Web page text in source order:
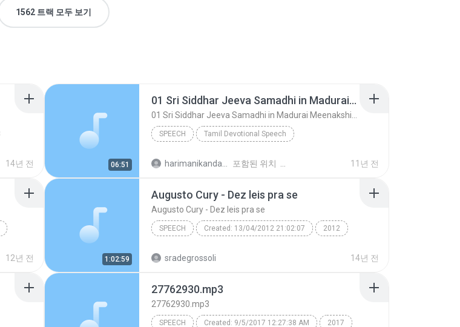
1562 트랙 모두 보기
14년 전 06:51
01 Sri Siddhar Jeeva Samadhi in Madurai MeenakshiTemple - ChoChoME Sundaram
SPEECH Tamil Devotional Speech
포함된 위치 11년 전
12년 전 1:02:59
Augusto Cury - Dez leis pra se
Augusto Cury - Dez leis pra se
SPEECH Created: 13/04/2012 21:02:07 2012
sradegrossoli 14년 전
27762930.mp3
27762930.mp3
SPEECH Created: 9/5/2017 12:27:38 AM 2017